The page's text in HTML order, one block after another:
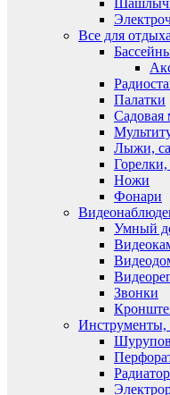
Все для
Палатки
Садовая
Лыжи,
Ножи
Фонари
Умный
Звонки
Инструменты,